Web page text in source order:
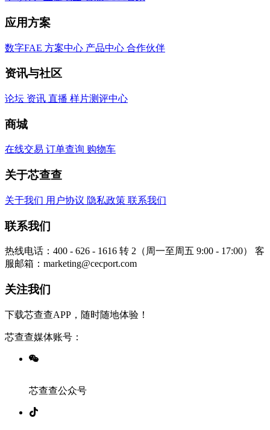
应用方案
数字FAE 方案中心 产品中心 合作伙伴
资讯与社区
论坛 资讯 直播 样片测评中心
商城
在线交易 订单查询 购物车
关于芯查查
关于我们 用户协议 隐私政策 联系我们
联系我们
热线电话：400 - 626 - 1616 转 2（周一至周五 9:00 - 17:00）
客
服邮箱：marketing@cecport.com
关注我们
下载芯查查APP，随时随地体验！
芯查查媒体账号：
芯查查公众号